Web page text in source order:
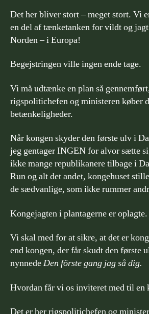
Det her bliver stort – meget stort. Vi
en del af tænketanken for vildt og
Norden – i Europa!
Begejstringen ville ingen ende tage.
Vi må udtænke en plan så
rigspolitichefen og ministeren køber
betænkeligheder.
Når kongen skyder den første ulv i
jeg gentager INGEN for alvor sætte
ikke mange republikanere tilbage i
Run og alt det andet, kongehuset
de sædvanlige, som ikke rummer
Kongejagten i plantagerne er oplagte.
Vi skal med for at sikre, at det er
end kongen, der får skudt den første
nynnedeDen förste gang jag så dig.
Hvordan får vi os inviteret med til en